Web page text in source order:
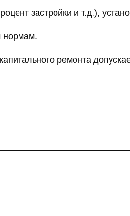
застройки и т.д.),
нормам.
ремонта